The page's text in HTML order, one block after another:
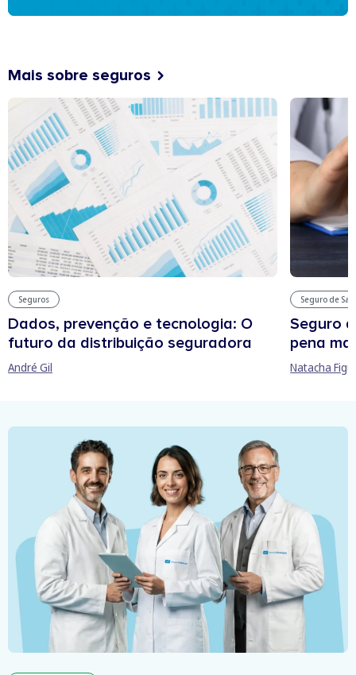
Mais sobre seguros
Seguros
Dados, prevenção e tecnologia: O
futuro da distribuição seguradora
André Gil
Seguro de
Seguro
pena
Natacha